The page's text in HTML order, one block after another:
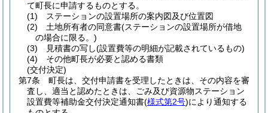
て町長に申請するものとする。
(1)
ステーションの設置場所の案内図及び位置図
(2)
土地所有者の同意書(ステーションの設置場所が借地
の場合に限る。)
(3)
見積書の写し(設置費等の明細が記載されているもの)
(4)
その他町長が必要と認める書類
(交付決定)
第7条
町長は、交付申請書を受理したときは、その内容を審
査し、適当と認めたときは、ごみ及び資源物ステーション
設置費等補助金交付決定通知書(様式第2号)により通知する